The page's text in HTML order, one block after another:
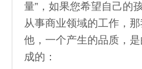
量”，如果您希望自己的
从事商业领域的工作，
他，一个产生的品质，
成的：